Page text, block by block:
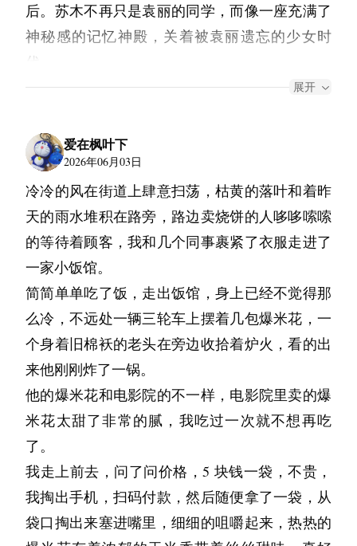
不到一句有力的反击，片刻之后只能泄气地看向
地面。苏木看到她这副模样，低声笑了一下，然
后坐到了袁丽身边，搂住了袁丽的肩膀，把额头
“其实没什么好操心的，你就当没这回事就行
了。我写的故事都是精神分裂的产物，那个师兄
只不过是泡妞心理学的高手，而那个沈什么只是
海马体时不时抽风的人。你看，这么解释是不是
更合理？还不行的话，你看看我，人格解体成这
样了，还不是一样好好的活着？你顶多也就是
个……心里不舒服的WIFI！”
袁丽扑哧一声笑了出来，情不自禁的侧过身去，
也用额头抵着苏木的额头，两个人一起头碰头的
笑了起来。笑着笑着，袁丽的眼泪又不争气的掉
了下来，赶快伸手抹掉了眼泪，生怕被儿子看
到。
“我就是怕，那天一觉醒来，我发现杨勇和杨均
一都不见了。我原来的人生，完全消失了。”
“没有什么原来！就像池杉曾经说的，你所选择
的既是未来。就算按照碎片理论，过去的时间碎
片可能发生在未来，我想你在那个时候，依然会
池杉又顿了顿，苏木望向他，但池杉依然保持了
看向远方的姿势，“我们的能力太有限了！离我
但香港那边的事情……我们能做的，可能还不如
池杉说完，长长地出了一口气。对面初中部的教
学楼上，原先趴在栏杆上的几个学生，像是受惊
的羚羊，在走廊上狂奔起来，然后冲进一间教
室，走廊上只留下几个还在扫地的学生。片刻之
后，楼梯间闪出一个老师模样的身影。
“普通人……”苏木玩味着这句话，把目光移向行
政楼，在那里二楼的位置，一排窗户敞开着，隐
隐约约能看到里面整齐的卡座，每个卡座的隔板
上都挂着一只巨大的耳机。
池杉的目光随着苏木的视线看去：“那是电化教
学，以前初中在哪上过听力和口语，后来中考和
高考都取消听力了，这课也就不上了。”
“西安中学真高级，我们初中就没这东西，听力
都是在家自己听磁带。”苏木本能地评价，但实
际上还在想着“普通人”的含义，自己是个普通人
没错，但已经能够穿越时间的池杉，还算是普通
灯下的小姑娘》那个？”袁丽做出思索状，原本
她只是想拿个不好回答的问题让杨勇闭嘴，说着
说着似乎想到了什么。苏木和池杉，难道是有这
个故事？
搂住袁丽的胳膊，明目张胆的否认历史，“你就
是我穿越了才能找到的老婆。”
袁丽把杨勇脑袋往旁边推了推，他的头发在袁丽
脸上扫来扫去，弄得袁丽痒痒的：“所以，当年
你抽风似的从北京飞到广州来见我，是因为穿越
了？”
“我怎么记得，是我去广州出差，网友见面只是
顺便。”杨勇换上了一副诧异的表情，也不知道
是故意逗袁丽，还是真的记岔了。
袁丽咬牙切齿：“我可有聊天记录为证！当年某
人可是拦都拦不住，非要立刻去机场，穿着一身
棉袄连换洗衣服都没带就到了广州，结果那天29
度。”
杨勇看到袁丽的表情，噗嗤一声笑了出来，丝毫
不顾及杨均一就在他身边，夸张的两只胳膊一起
搂住了袁丽：“好好好！我就是穿越了。看到未
后。苏木不再只是袁丽的同学，而像一座充满了
神秘感的记忆神殿，关着被袁丽遗忘的少女时
代。
“那个……”杨勇一边用手肘碰了碰袁丽，一边伸
说到一半，像是网络连接中断了一样，声音和动
作都停顿了一下。
“那个什么？”袁丽用脚碰了碰杨勇。
杨勇已经恢复了网络连接，拉过被子盖在身上：
“我刚才说什么？”
“你就说了个……那个，我还等着后半句呢。你
自己忘了？”袁丽不满的又踢了他一脚，嘴里不
由得抱怨：“你是不是得了健忘症？”
“不是健忘，是老年痴呆！”杨勇嬉皮笑脸的回
应，想了想然后继续回答：“应该是……那个池
杉你也约一下呗，我想看看活的穿越者。”
说罢，杨勇身体扭动了几下，给自己找了个舒服
的姿势，眼睛就闭上了。以袁丽作为标准的话，
杨勇的睡眠简直好的不得了，一旦进入睡眠程序
了，也许一两分钟就能睡过去了。
“他原来的电话停机了，早就试过了。”袁丽从床
展开
爱在枫叶下
2026年06月03日
冷冷的风在街道上肆意扫荡，枯黄的落叶和着昨
天的雨水堆积在路旁，路边卖烧饼的人哆哆嗦嗦
的等待着顾客，我和几个同事裹紧了衣服走进了
一家小饭馆。
简简单单吃了饭，走出饭馆，身上已经不觉得那
么冷，不远处一辆三轮车上摆着几包爆米花，一
个身着旧棉袄的老头在旁边收拾着炉火，看的出
来他刚刚炸了一锅。
他的爆米花和电影院的不一样，电影院里卖的爆
米花太甜了非常的腻，我吃过一次就不想再吃
了。
我走上前去，问了问价格，5 块钱一袋，不贵，
我掏出手机，扫码付款，然后随便拿了一袋，从
袋口掏出来塞进嘴里，细细的咀嚼起来，热热的